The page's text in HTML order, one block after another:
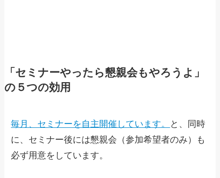
「セミナーやったら懇親会もやろうよ」
の５つの効用
毎月、セミナーを自主開催しています。
と、同時
に、セミナー後には懇親会（参加希望者のみ）も
必ず用意をしています。